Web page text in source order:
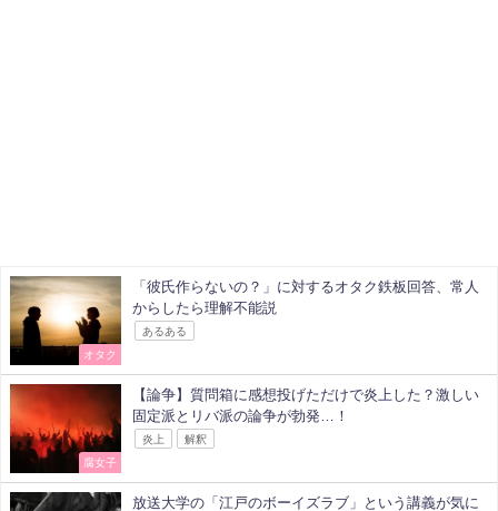
オタク
「彼氏作らないの？」に対するオタク鉄板回答、常人
からしたら理解不能説
あるある
腐女子
【論争】質問箱に感想投げただけで炎上した？激しい
固定派とリバ派の論争が勃発…！
炎上 解釈
放送大学の「江戸のボーイズラブ」という講義が気に